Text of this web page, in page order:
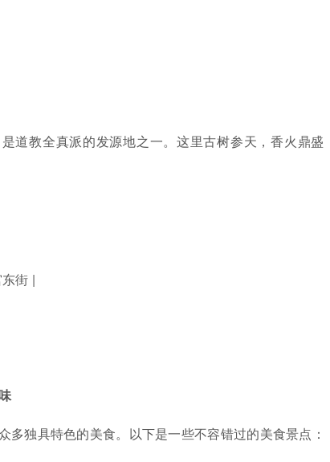
道教全真派的发源地之一。这里古树参天，香火鼎盛
街 |
多独具特色的美食。以下是一些不容错过的美食景点：